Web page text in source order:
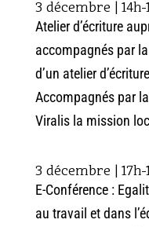
3 décembre |
Atelier d’écriture
accompagnés par
d’un atelier
Accompagnés par
Viralis la mission
3 décembre |
E-Conférence :
au travail et dans